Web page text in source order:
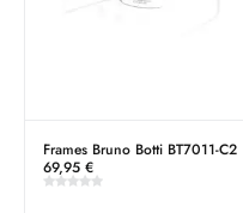
Frames Bruno Botti BT7011-C2
69,95 €